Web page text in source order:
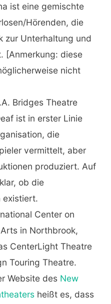
ist eine gemischte
Hörenden, die
zur Unterhaltung und
[Anmerkung: diese
nicht
Bridges Theatre
ist in erster Linie
die
vermittelt, aber
produziert. Auf
ob die
existiert.
Center on
in Northbrook,
CenterLight Theatre
Touring Theatre.
Website des New
heißt es, dass